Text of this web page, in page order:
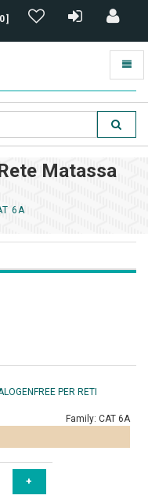
Matassa
6A
PER RETI
Family: CAT 6A